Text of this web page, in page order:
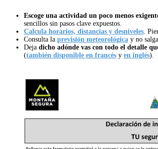
Escoge una actividad un poco menos
sencillos sin pasos clave expuestos.
Calcula horarios, distancias y desniveles .
Consulta la previsión meteorológica y no
Deja dicho adónde vas con todo el detalle
(también disponible en francés y en inglés).